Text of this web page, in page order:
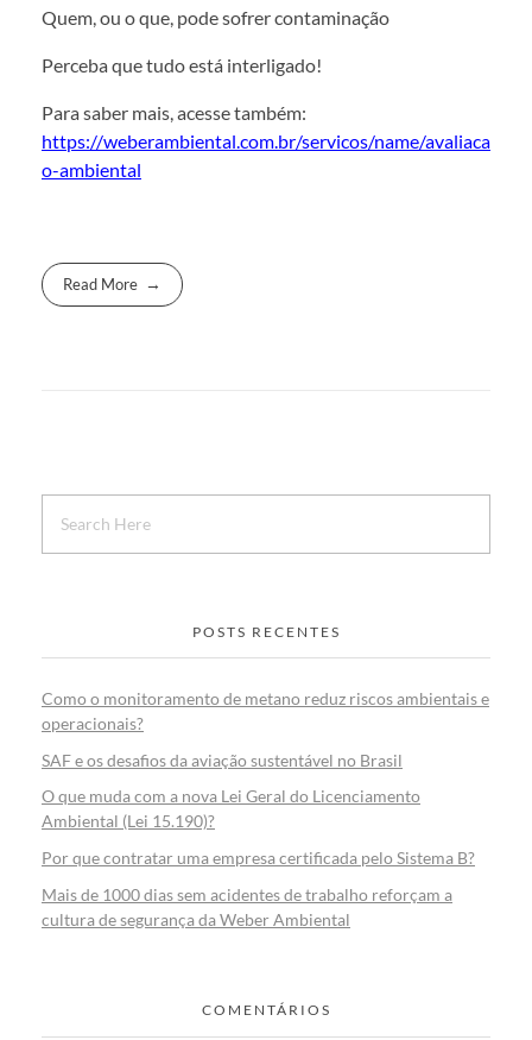
Quem, ou o que, pode sofrer contaminação
Perceba que tudo está interligado!
Para saber mais, acesse também:
https://weberambiental.com.br/servicos/name/avaliaca
o-ambiental
Read More
POSTS RECENTES
Como o monitoramento de metano reduz riscos ambientais e
operacionais?
SAF e os desafios da aviação sustentável no Brasil
O que muda com a nova Lei Geral do Licenciamento
Ambiental (Lei 15.190)?
Por que contratar uma empresa certificada pelo Sistema B?
Mais de 1000 dias sem acidentes de trabalho reforçam a
cultura de segurança da Weber Ambiental
COMENTÁRIOS